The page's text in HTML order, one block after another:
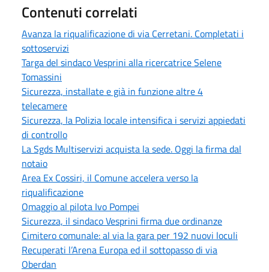
Contenuti correlati
Avanza la riqualificazione di via Cerretani. Completati i
sottoservizi
Targa del sindaco Vesprini alla ricercatrice Selene
Tomassini
Sicurezza, installate e già in funzione altre 4
telecamere
Sicurezza, la Polizia locale intensifica i servizi appiedati
di controllo
La Sgds Multiservizi acquista la sede. Oggi la firma dal
notaio
Area Ex Cossiri, il Comune accelera verso la
riqualificazione
Omaggio al pilota Ivo Pompei
Sicurezza, il sindaco Vesprini firma due ordinanze
Cimitero comunale: al via la gara per 192 nuovi loculi
Recuperati l’Arena Europa ed il sottopasso di via
Oberdan